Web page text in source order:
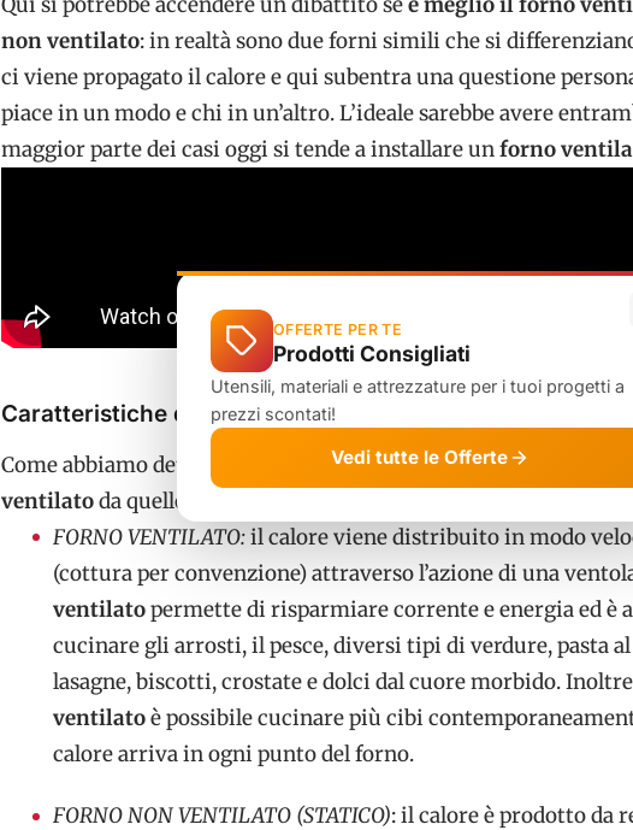
non ventilato: in realtà sono due forni simili che si
ci viene propagato il calore e qui subentra una questione
piace in un modo e chi in un’altro. L’ideale sarebbe avere
maggior parte dei casi oggi si tende a installare unforno
Caratteristiche di propagazione del calore
Come abbiamo detto la caratteristica principale che
ventilatoda quello
modalità di
FORNO VENTILATO:il calore viene distribuito in modo
(cottura per convenzione) attraverso l’azione di una
ventilatopermette di risparmiare corrente e energia ed è
cucinare gli arrosti, il pesce, diversi tipi di verdure, pasta
lasagne, biscotti, crostate e dolci dal cuore morbido.
ventilatoè possibile cucinare più cibi
calore arriva in ogni punto del forno.
FORNO NON VENTILATO (STATICO): il calore è prodotto da
OFFERTE PER TE
Prodotti Consigliati
Utensili, materiali e attrezzature per i tuoi progetti a
prezzi scontati!
Vedi tutte le Offerte